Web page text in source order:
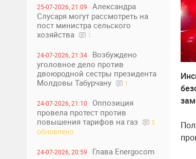
25-07-2026, 21:09
Александра
Слусаря могут рассмотреть на
пост министра сельского
хозяйства
1
24-07-2026, 21:34
Возбуждено
уголовное дело против
двоюродной сестры президента
Молдовы Табурчану
1
24-07-2026, 21:10
Оппозиция
провела протест против
повышения тарифов на газ
5
обновлено
24-07-2026, 20:59
Глава Energocom